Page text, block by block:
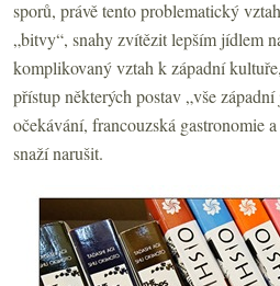
sporů, právě tento problematický
„bitvy“, snahy zvítězit lepším jídlem
komplikovaný vztah k západní
přístup některých postav „vše
očekávání, francouzská gastronomie
snaží narušit.